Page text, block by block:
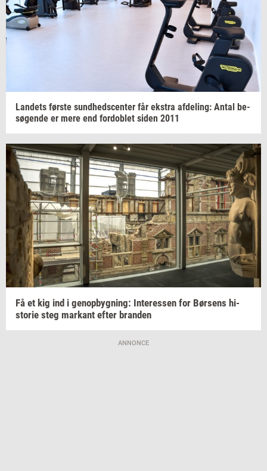
Lan­dets før­ste sund­heds­cen­ter får ek­stra af­de­ling: Antal be­
sø­gen­de er mere end for­doblet siden 2011
Få et kig ind i genop­byg­ning: In­ter­es­sen for Bør­sens hi­
sto­rie steg mar­kant efter bran­den
ANNONCE